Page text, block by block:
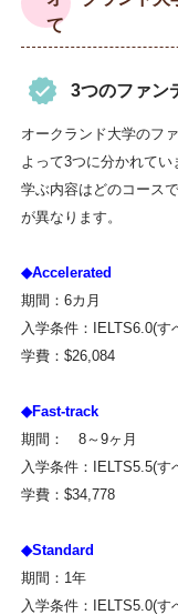
て
3つのファン
オークランド大学のフ
よって3つに分かれてい
学ぶ内容はどのコース
が異なります。
◆Accelerated
期間：6カ月
入学条件：IELTS6.0(
学費：$26,084
◆Fast-track
期間： 8～9ヶ月
入学条件：IELTS5.5(
学費：$34,778
◆Standard
期間：1年
入学条件：IELTS5.0(